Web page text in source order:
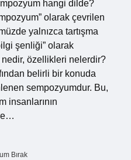
hangi dilde?
olarak çevrilen
yalnızca tartışma
şenliği” olarak
özellikleri nelerdir?
belirli bir konuda
sempozyumdur. Bu,
insanlarının
Bırak